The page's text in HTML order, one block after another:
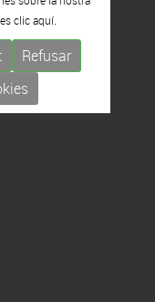
clicaquí.
Refusar